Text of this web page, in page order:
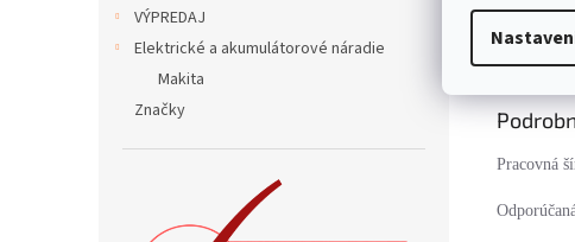
VÝPREDAJ
Elektrické a akumulátorové náradie
Makita
Značky
Popis
Pracovná